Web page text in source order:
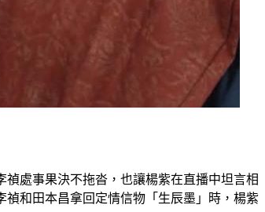
處事果決不拖沓，也讓楊紫在直播中坦言相
和田本昌拿回定情信物「生辰墨」時，楊紫